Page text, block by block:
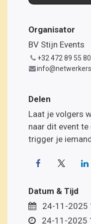
Organisator
BV Stijn Events
+32 472 89 55 80
Delen
Laat je volgers
naar dit event te
trigger je
Datum & Tijd
24-11-2025
24-11-2025